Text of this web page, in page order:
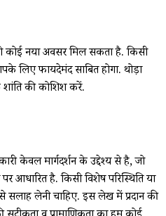
नया अवसर मिल सकता है. किसी
लिए फायदेमंद साबित होगा. थोड़ा
की कोशिश करें.
केवल मार्गदर्शन के उद्देश्य से है, जो
आधारित है. किसी विशेष परिस्थिति या
से सलाह लेनी चाहिए. इस लेख में प्रदान की